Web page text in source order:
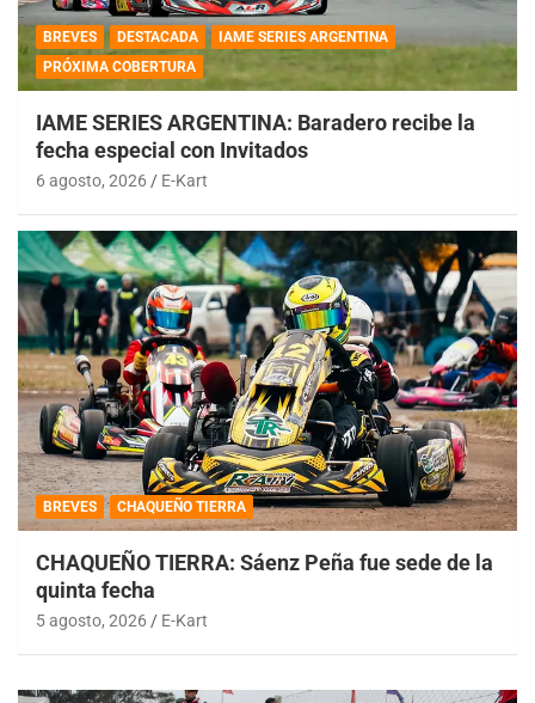
BREVES DESTACADA
IAME SERIES ARGENTINA
PRÓXIMA COBERTURA
IAME SERIES ARGENTINA: Baradero recibe la
fecha especial con Invitados
6 agosto, 2026 E-Kart
BREVES CHAQUEÑO TIERRA
CHAQUEÑO TIERRA: Sáenz Peña fue sede de la
quinta fecha
5 agosto, 2026 E-Kart